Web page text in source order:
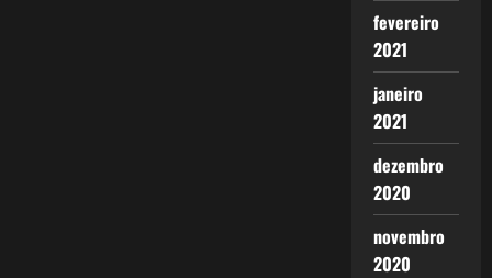
fevereiro
2021
janeiro
2021
dezembro
2020
novembro
2020